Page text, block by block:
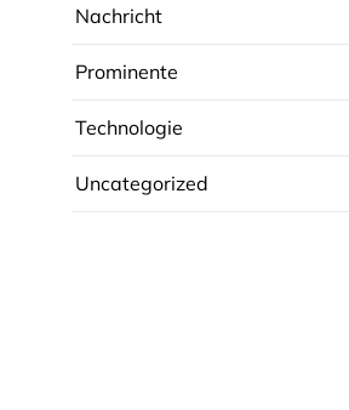
Nachricht
Prominente
Technologie
Uncategorized